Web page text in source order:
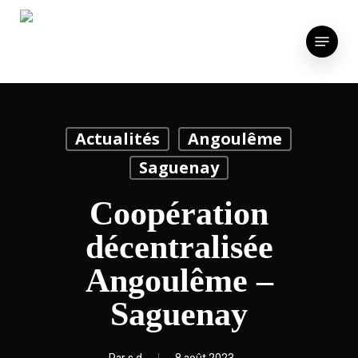
Skip
Menu
Actualités
Angoulême
Saguenay
Coopération
décentralisée
Angoulême –
Saguenay